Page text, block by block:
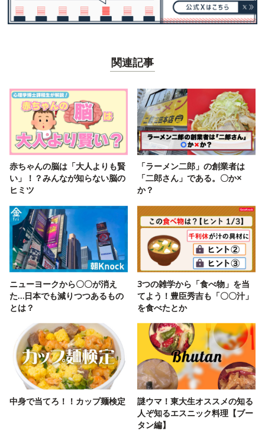
関連記事
赤ちゃんの脳は「大人よりも賢
い」！？みんなが知らない脳の
ヒミツ
「ラーメン二郎」の創業者は
「二郎さん」である。〇か×
か？
ニューヨークから〇〇が消え
た…日本でも減りつつあるもの
とは？
3つの雑学から「食べ物」を当
てよう！豊臣秀吉も「〇〇汁」
を食べたとか
中身で当てろ！！カップ麺検定
謎ウマ！東大生オススメの知る
人ぞ知るエスニック料理【ブー
タン編】